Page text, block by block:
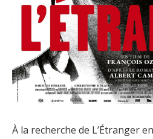
À la recherche de L’Étranger